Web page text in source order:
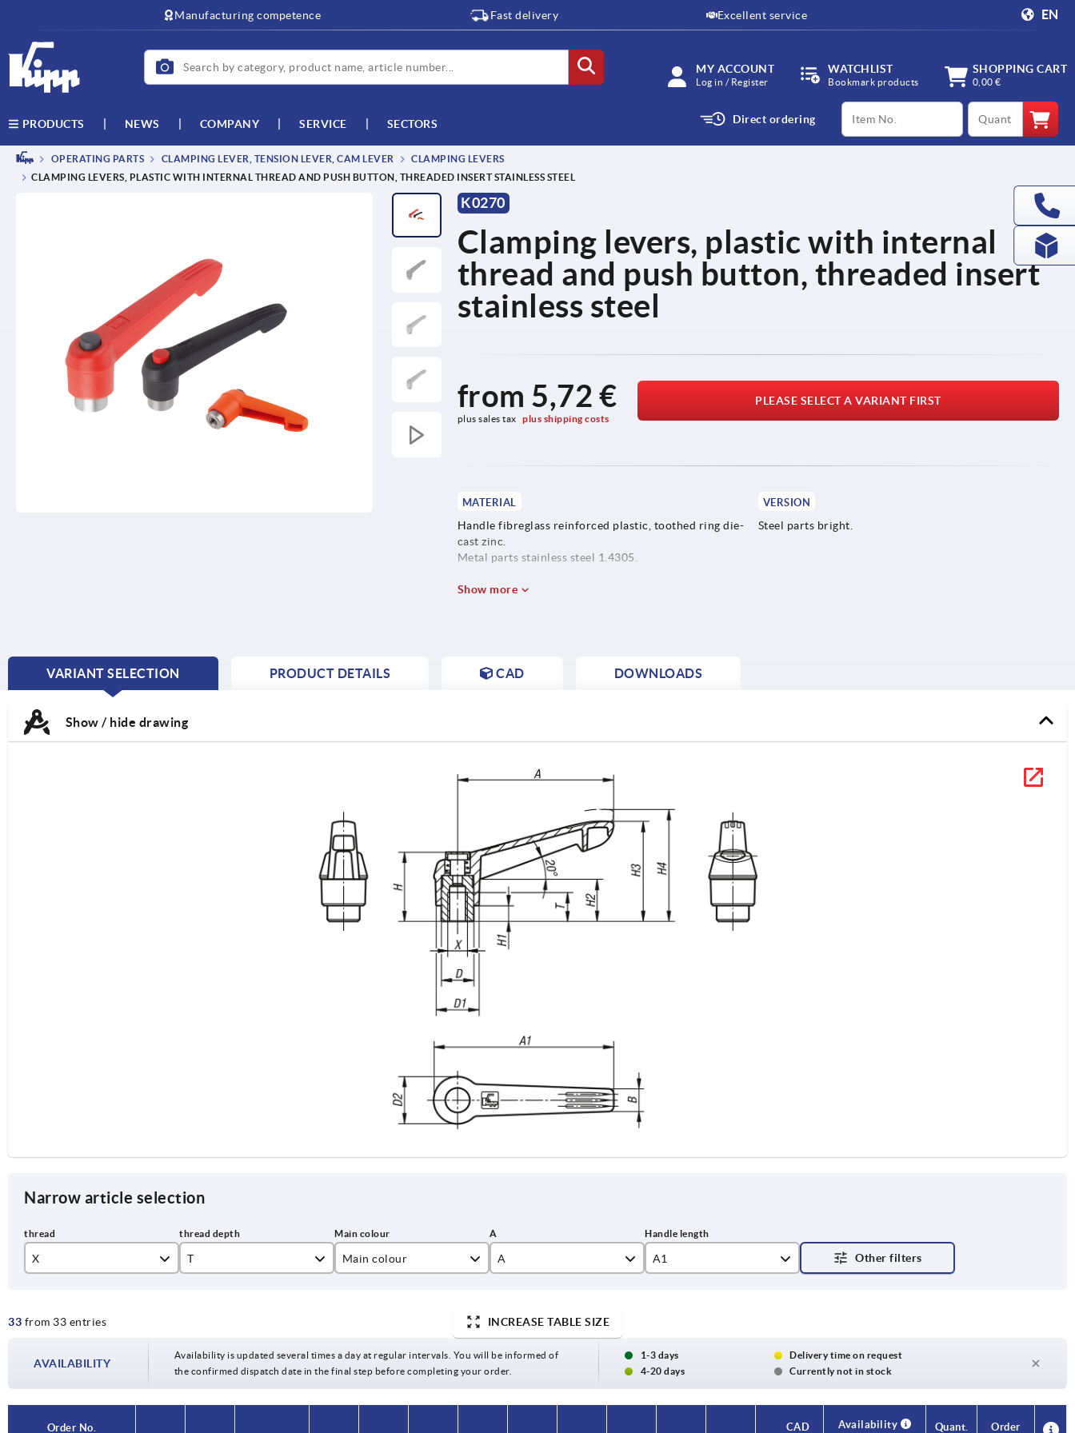
Manufacturing competence Fast delivery Excellent service EN
MY ACCOUNT
Log in / Register
WATCHLIST
Bookmark products
SHOPPING CART
0,00 €
PRODUCTS NEWS COMPANY SERVICE SECTORS Direct ordering
productCode qty
OPERATING PARTS CLAMPING LEVER, TENSION LEVER, CAM LEVER
CLAMPING LEVERS
CLAMPING LEVERS, PLASTIC WITH INTERNAL THREAD AND PUSH BUTTON, THREADED INSERT STAINLESS STEEL
K0270
Clamping levers, plastic with internal
thread and push button, threaded insert
stainless steel
from 5,72 €
plus sales tax plus shipping costs
PLEASE SELECT A VARIANT FIRST
MATERIAL
Handle fibreglass reinforced plastic, toothed ring die-
cast zinc.
Metal parts stainless steel 1.4305.
Push button plastic (POM).
VERSION
Steel parts bright.
Show more
VARIANT SELECTION
CURRENT
PRODUCT DETAILS CAD DOWNLOADS
Show / hide drawing
Narrow article selection
X
M5
M8
T
14
17
Main colour
traffic red RAL 3020
A
65
80
95
A1
91,5
109
33 from 33 entries INCREASE TABLE SIZE
AVAILABILITY
Availability is updated several times a day at regular intervals. You will be informed of
the confirmed dispatch date in the final step before completing your order.
1-3 days
Delivery time on request
4-20 days
Currently not in stock
Order No.
CAD
Availability
Quant. Order